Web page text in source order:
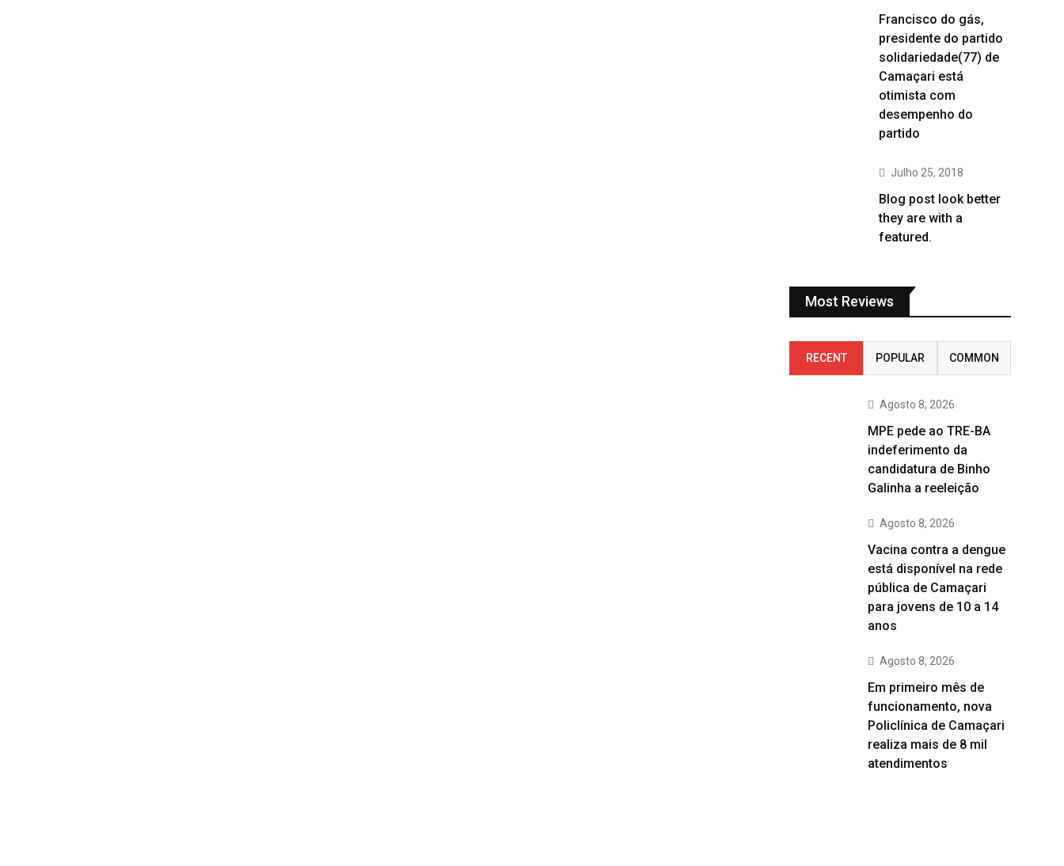
Francisco do gás,
presidente do partido
solidariedade(77) de
Camaçari está
otimista com
desempenho do
partido
Julho 25, 2018
Blog post look better
they are with a
featured.
Most Reviews
RECENT POPULAR COMMON
Agosto 8, 2026
MPE pede ao TRE-BA
indeferimento da
candidatura de Binho
Galinha a reeleição
Agosto 8, 2026
Vacina contra a dengue
está disponível na rede
pública de Camaçari
para jovens de 10 a 14
anos
Agosto 8, 2026
Em primeiro mês de
funcionamento, nova
Policlínica de Camaçari
realiza mais de 8 mil
atendimentos